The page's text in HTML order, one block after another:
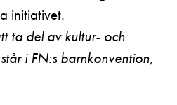
initiativet.
ta del av kultur- och
i FN:s barnkonvention,